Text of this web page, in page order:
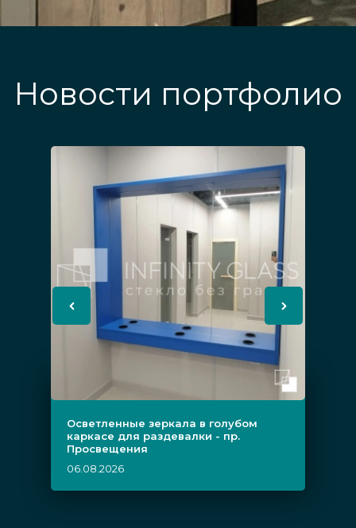
Новости портфолио
Осветленные зеркала в голубом
каркасе для раздевалки - пр.
Просвещения
06.08.2026